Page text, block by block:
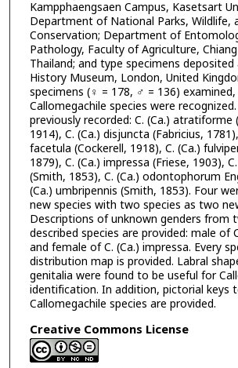
Kampphaengsaen Campus, Kasetsart
Department of National Parks, Wildlife,
Conservation; Department of
Pathology, Faculty of Agriculture,
Thailand; and type specimens
History Museum, London, United
specimens (♀ = 178, ♂ = 136)
Callomegachile species were
previously recorded: C. (Ca.) atratiforme
1914), C. (Ca.) disjuncta (Fabricius,
facetula (Cockerell, 1918), C. (Ca.)
1879), C. (Ca.) impressa (Friese, 1903),
(Smith, 1853), C. (Ca.) odontophorum
(Ca.) umbripennis (Smith, 1853). Four
new species with two species as two
Descriptions of unknown genders from
described species are provided: male of
and female of C. (Ca.) impressa. Every
distribution map is provided. Labral
genitalia were found to be useful for
identification. In addition, pictorial keys
Callomegachile species are provided.
Creative Commons License